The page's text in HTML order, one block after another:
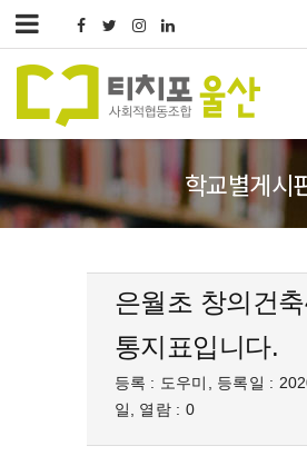
학교별게시
은월초 창의건축
통지표입니다.
등록 : 도우미, 등록일 :
일, 열람 : 0